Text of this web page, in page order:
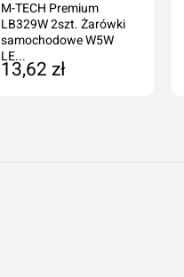
M-TECH Premium
LB329W 2szt. Żarówki
samochodowe W5W
LE...
13,62 zł